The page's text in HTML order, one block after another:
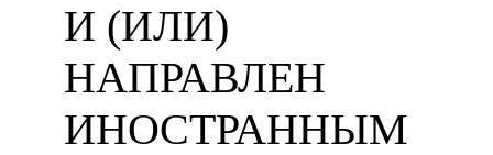
И (ИЛИ)
НАПРАВЛЕН
ИНОСТРАННЫМ